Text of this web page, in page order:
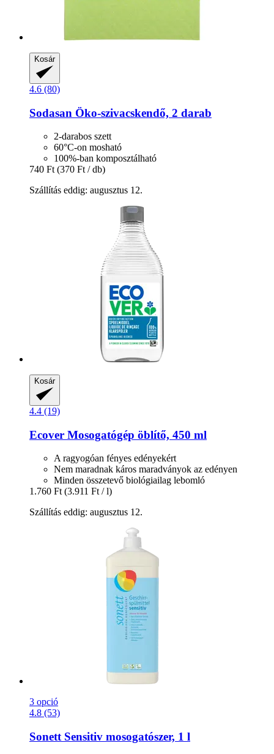
Kosár
4.6 (80)
Sodasan Öko-​szivacskendő, 2 darab
2-darabos szett
60°C-on mosható
100%-ban komposztálható
740 Ft (370 Ft / db)
Szállítás eddig: augusztus 12.
Kosár
4.4 (19)
Ecover Mosogatógép öblítő, 450 ml
A ragyogóan fényes edényekért
Nem maradnak káros maradványok az edényen
Minden összetevő biológiailag lebomló
1.760 Ft (3.911 Ft / l)
Szállítás eddig: augusztus 12.
3 opció
4.8 (53)
Sonett Sensitiv mosogatószer, 1 l